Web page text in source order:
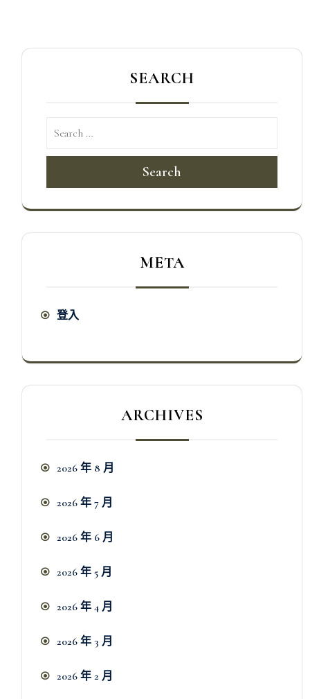
SEARCH
Search
META
登入
ARCHIVES
2026 年 8 月
2026 年 7 月
2026 年 6 月
2026 年 5 月
2026 年 4 月
2026 年 3 月
2026 年 2 月